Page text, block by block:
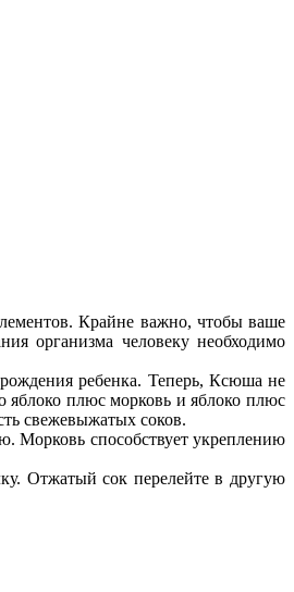
Крайне важно, чтобы ваше
организма человеку необходимо
ребенка. Теперь, Ксюша не
яблоко плюс морковь и яблоко плюс
свежевыжатых соков.
Морковь способствует укреплению
Отжатый сок перелейте в другую